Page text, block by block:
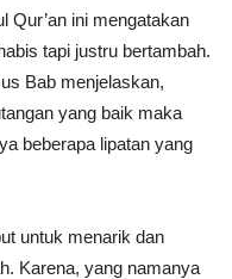
Qur’an ini mengatakan
tapi justru bertambah.
Bab menjelaskan,
yang baik maka
beberapa lipatan yang
untuk menarik dan
Karena, yang namanya